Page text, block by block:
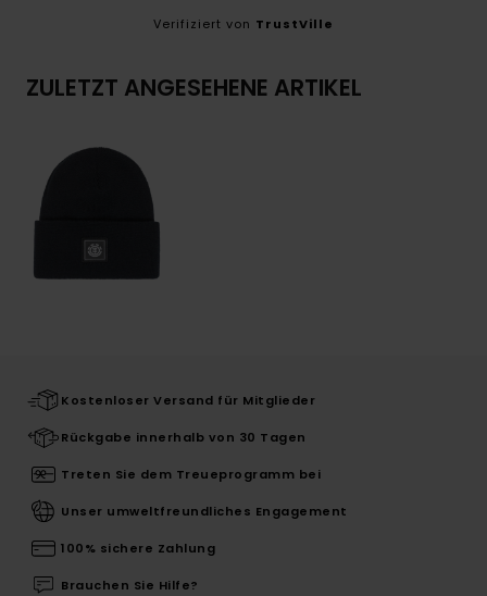
Verifiziert von TrustVille
ZULETZT ANGESEHENE ARTIKEL
Kostenloser Versand für Mitglieder
Rückgabe innerhalb von 30 Tagen
Treten Sie dem Treueprogramm bei
Unser umweltfreundliches Engagement
100% sichere Zahlung
Brauchen Sie Hilfe?